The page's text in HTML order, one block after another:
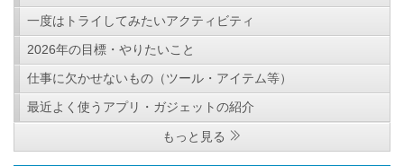
一度はトライしてみたいアクティビティ
2026年の目標・やりたいこと
仕事に欠かせないもの（ツール・アイテム等）
最近よく使うアプリ・ガジェットの紹介
もっと見る